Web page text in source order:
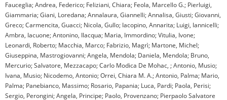
Fauceglia; Andrea, Federico; Feliziani, Chiara; Feola, Marcello G.; Pierluigi,
Giammaria; Giani, Loredana; Annalaura, Giannelli; Annalisa, Giusti; Giovanni,
Greco; Carmencita, Guacci; Nicola, Gullo; Iacopino, Annarita; Luigi, Iannicelli;
Ambra, Iacuone; Antonino, Ilacqua; Maria, Immordino; Vitulia, Ivone;
Leonardi, Roberto; Macchia, Marco; Fabrizio, Magrì; Martone, Michel;
Giuseppina, Mastrogiovanni; Angela, Mendola; Daniela, Mendola; Bruno,
Mercurio; Salvatore, Mezzacapo; Carlo Modica De Mohac, ; Antonio, Musio;
Ivana, Musio; Nicodemo, Antonio; Orrei, Chiara M. A.; Antonio, Palma; Mario,
Palma; Panebianco, Massimo; Rosario, Papania; Luca, Pardi; Paola, Perisi;
Sergio, Perongini; Angela, Principe; Paolo, Provenzano; Pierpaolo Salvatore